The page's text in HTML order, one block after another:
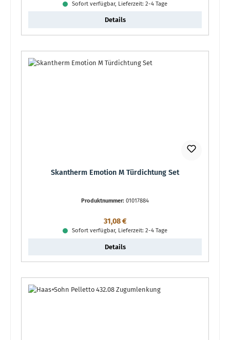
Sofort verfügbar, Lieferzeit: 2-4 Tage
Details
Skantherm Emotion M Türdichtung Set
Produktnummer: 01017884
Regulärer Preis:
31,08 €
Sofort verfügbar, Lieferzeit: 2-4 Tage
Details